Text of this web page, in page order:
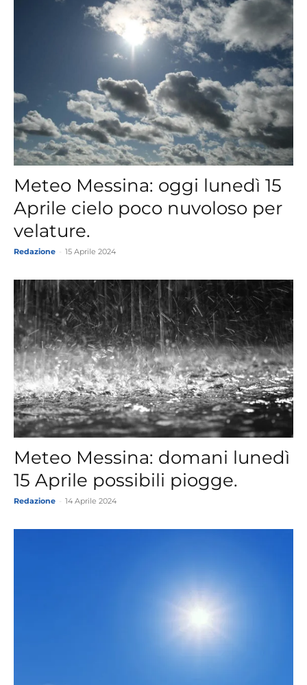
Meteo Messina: oggi lunedì 15
Aprile cielo poco nuvoloso per
velature.
Redazione 15 Aprile 2024
Meteo Messina: domani lunedì
15 Aprile possibili piogge.
Redazione 14 Aprile 2024